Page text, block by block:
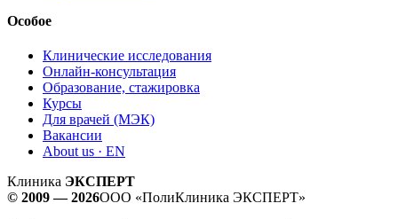
Особое
Клинические исследования
Онлайн-консультация
Образование, стажировка
Курсы
Для врачей (МЭК)
Вакансии
About us · EN
Клиника ЭКСПЕРТ
© 2009 — 2026ООО «ПолиКлиника ЭКСПЕРТ»